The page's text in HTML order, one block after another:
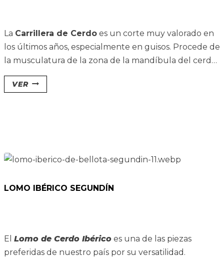
La Carrillera de Cerdo es un corte muy valorado en
los últimos años, especialmente en guisos. Procede de
la musculatura de la zona de la mandíbula del cerdo,
de ahí su nombre. Por esa razón, de cada animal solo
se extraen dos piezas, de en torno a 200 gramos.
VER
LOMO IBÉRICO SEGUNDÍN
El Lomo de Cerdo Ibérico es una de las piezas
preferidas de nuestro país por su versatilidad.